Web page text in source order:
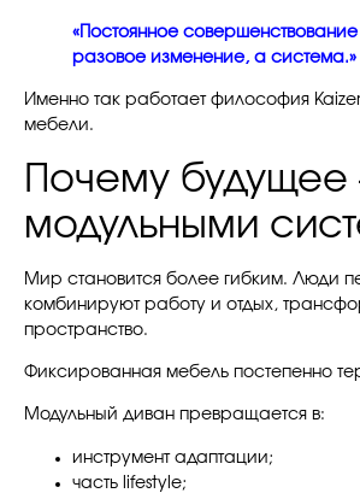
«Постоянное
разовое изменение, а система.»
Именно так работает философия
мебели.
Почему
модульными
Мир становится более гибким. Люди
комбинируют работу и отдых,
пространство.
Фиксированная мебель постепенно
Модульный диван превращается в:
инструмент адаптации;
часть lifestyle;